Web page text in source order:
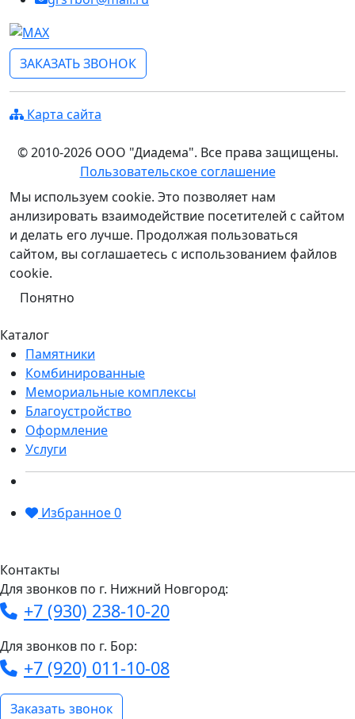
ЗАКАЗАТЬ ЗВОНОК
Карта сайта
© 2010-2026 ООО "Диадема". Все права защищены.
Пользовательское соглашение
Мы используем cookie. Это позволяет нам
анлизировать взаимодействие посетителей с сайтом
и делать его лучше. Продолжая пользоваться
сайтом, вы соглашаетесь с использованием файлов
cookie.
Понятно
Каталог
Памятники
Комбинированные
Мемориальные комплексы
Благоустройство
Оформление
Услуги
Избранное0
Контакты
Для звонков по г. Нижний Новгород:
+7 (930) 238-10-20
Для звонков по г. Бор:
+7 (920) 011-10-08
Заказать звонок